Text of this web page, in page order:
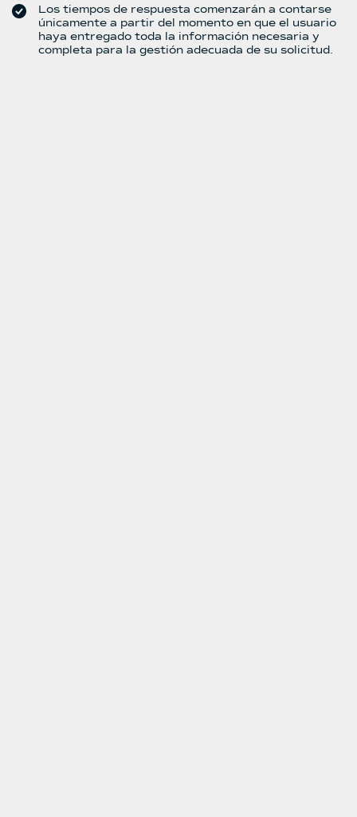
Los tiempos de respuesta comenzarán a contarse
únicamente a partir del momento en que el usuario
haya entregado toda la información necesaria y
completa para la gestión adecuada de su solicitud.